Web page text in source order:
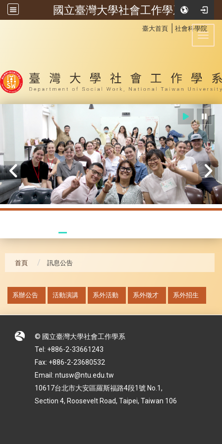
國立臺灣大學社會工作學系
臺大首頁 社會科學院
首頁 訊息公告
系辦公告 活動演講 系外活動 系外徵才 系外招生
© 國立臺灣大學社會工作學系
Tel: +886-2-33661243
Fax: +886-2-23680532
Email: ntusw@ntu.edu.tw
10617台北市大安區羅斯福路4段1號 No.1,
Section 4, Roosevelt Road, Taipei, Taiwan 106